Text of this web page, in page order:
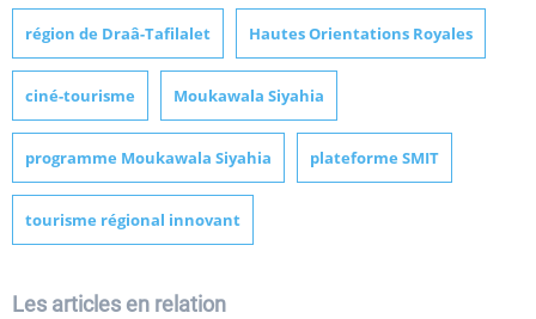
région de Draâ-Tafilalet Hautes Orientations Royales
ciné-tourisme Moukawala Siyahia
programme Moukawala Siyahia plateforme SMIT
tourisme régional innovant
Les articles en relation